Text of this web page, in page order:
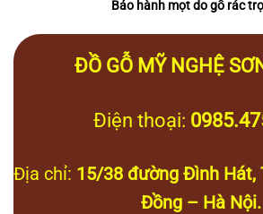
Bảo hành mọt do gỗ rác
ĐỒ GỖ MỸ NGHỆ
Điện thoại:
Địa chỉ: 15/38 đường Đình Hát,
Đồng – Hà Nội.